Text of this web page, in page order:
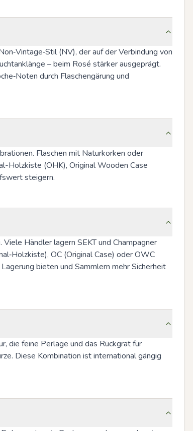
(NV), der auf der Verbindung von
– beim Rosé stärker ausgeprägt.
durch Flaschengärung und
Flaschen mit Naturkorken oder
Holzkiste (OHK), Original Wooden Case
steigern.
Händler lagern SEKT und Champagner
OC (Original Case) oder OWC
bieten und Sammlern mehr Sicherheit
die feine Perlage und das Rückgrat für
Diese Kombination ist international gängig